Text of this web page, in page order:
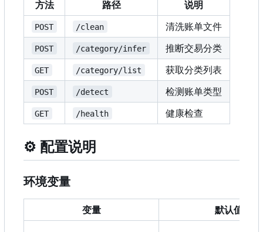
方法 路径 说明
POST /clean 清洗账单文件
POST /category/infer 推断交易分类
GET /category/list 获取分类列表
POST /detect 检测账单类型
GET /health 健康检查
⚙️ 配置说明
环境变量
变量 默认值